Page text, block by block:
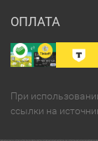
ОПЛАТА
При
ссылки на